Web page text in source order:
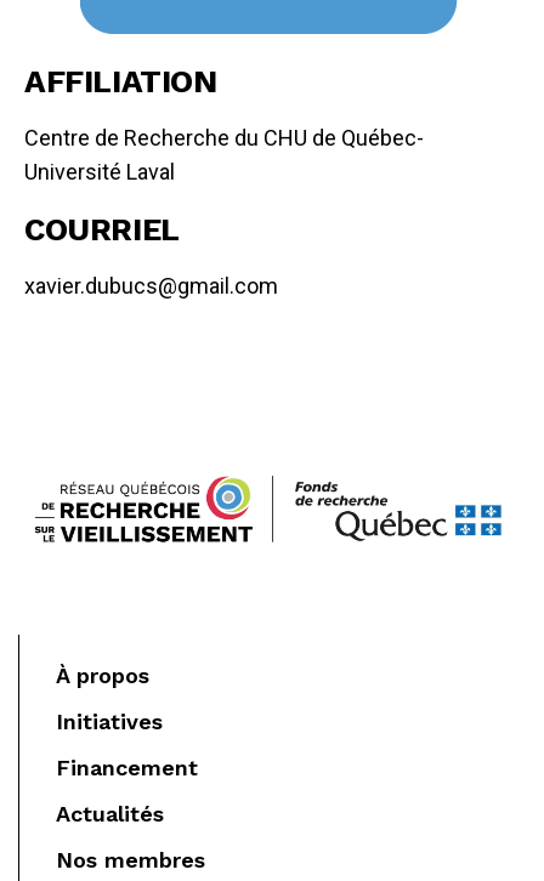
AFFILIATION
Centre de Recherche du CHU de Québec-
Université Laval
COURRIEL
xavier.dubucs@gmail.com
À propos
Initiatives
Financement
Actualités
Nos membres